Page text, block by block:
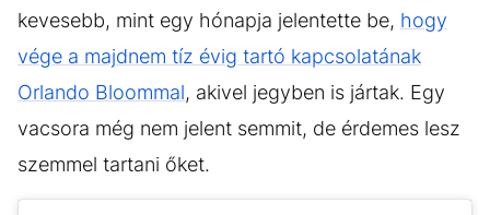
kevesebb, mint egy hónapja jelentette be, hogy
vége a majdnem tíz évig tartó kapcsolatának
Orlando Bloommal, akivel jegyben is jártak. Egy
vacsora még nem jelent semmit, de érdemes lesz
szemmel tartani őket.